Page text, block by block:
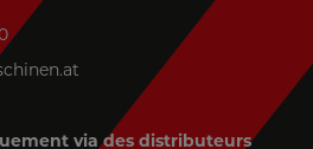
via des distributeurs